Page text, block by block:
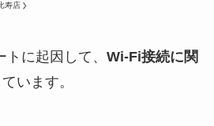
寿店
に起因して、 Wi-Fi接続に関
ています。